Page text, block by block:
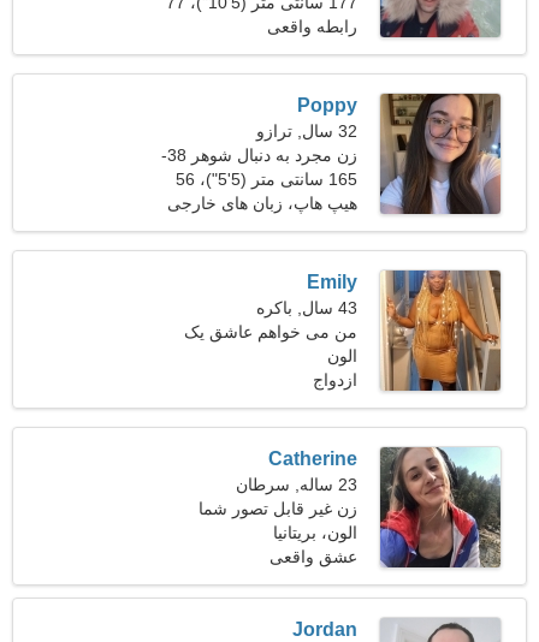
کیلوگرم (169 پوند)
رابطه واقعی
Poppy
32 سال, ترازو
زن مجرد به دنبال شوهر 38-
43
165 سانتی متر (5'5")، 56
کیلوگرم (123 پوند)
هیپ هاپ، زبان های خارجی
Emily
43 سال, باکره
من می خواهم عاشق یک
دوست کامل باشم
الون
ازدواج
Catherine
23 ساله, سرطان
زن غیر قابل تصور شما
الون، بریتانیا
عشق واقعی
Jordan